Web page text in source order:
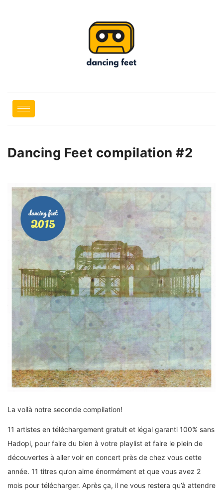
Dancing Feet compilation #2
La voilà notre seconde compilation!
11 artistes en téléchargement gratuit et légal garanti 100% sans
Hadopi, pour faire du bien à votre playlist et faire le plein de
découvertes à aller voir en concert près de chez vous cette
année. 11 titres qu’on aime énormément et que vous avez 2
mois pour télécharger. Après ça, il ne vous restera qu’à attendre